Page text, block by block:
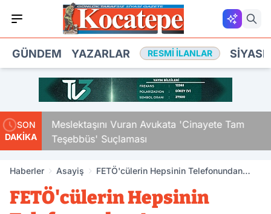
GÜNDEM YAZARLAR RESMI İLANLAR
SON
DAKİKA
Meslektaşını Vuran Avukata 'Cinayete Tam
Teşebbüs' Suçlaması
Haberler Asayiş
FETÖ'cülerin Hepsinin Telefonundan
FETÖ'cülerin Hepsinin